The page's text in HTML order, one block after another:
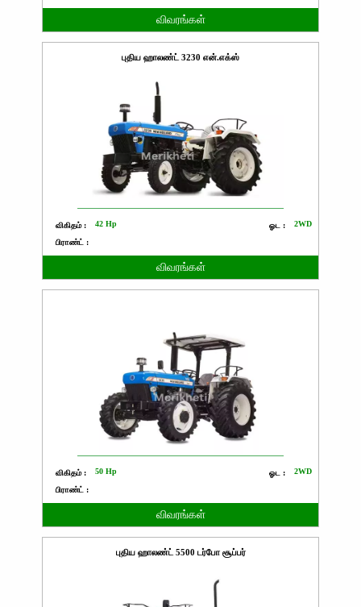
விவரங்கள்
புதிய ஹாலண்ட் 3230 என்.எக்ஸ்
விகிதம் : 42 Hp ஓட : 2WD
பிராண்ட் :
விவரங்கள்
விகிதம் : 50 Hp ஓட : 2WD
பிராண்ட் :
விவரங்கள்
புதிய ஹாலண்ட் 5500 டர்போ சூப்பர்